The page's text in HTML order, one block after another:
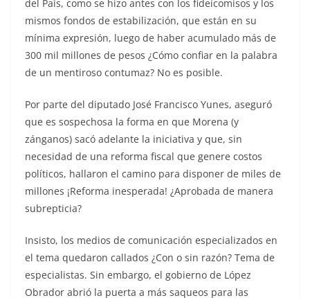
del País, como se hizo antes con los fideicomisos y los
mismos fondos de estabilización, que están en su
mínima expresión, luego de haber acumulado más de
300 mil millones de pesos ¿Cómo confiar en la palabra
de un mentiroso contumaz? No es posible.
Por parte del diputado José Francisco Yunes, aseguró
que es sospechosa la forma en que Morena (y
zánganos) sacó adelante la iniciativa y que, sin
necesidad de una reforma fiscal que genere costos
políticos, hallaron el camino para disponer de miles de
millones ¡Reforma inesperada! ¿Aprobada de manera
subrepticia?
Insisto, los medios de comunicación especializados en
el tema quedaron callados ¿Con o sin razón? Tema de
especialistas. Sin embargo, el gobierno de López
Obrador abrió la puerta a más saqueos para las